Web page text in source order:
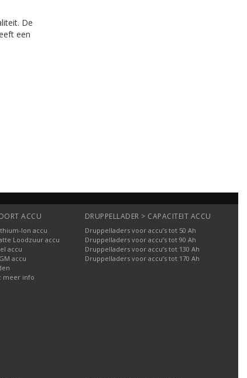
De
een
ACCU
Ion accu
Loodzuur accu
accu
accu
meer info
DRUPPELLADER > CAPACITEIT ACCU
Druppelladers voor accu’s tot 50 Ah
Druppelladers voor accu’s tot 90 Ah
Druppelladers voor accu’s tot 130 Ah
Druppelladers voor accu’s tot 170 Ah